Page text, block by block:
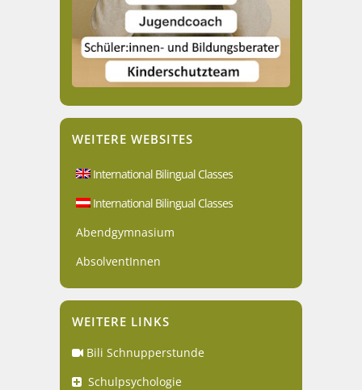
WEITERE WEBSITES
International Bilingual Classes
International Bilingual Classes
Abendgymnasium
AbsolventInnen
WEITERE LINKS
Bili Schnupperstunde
Schulpsychologie